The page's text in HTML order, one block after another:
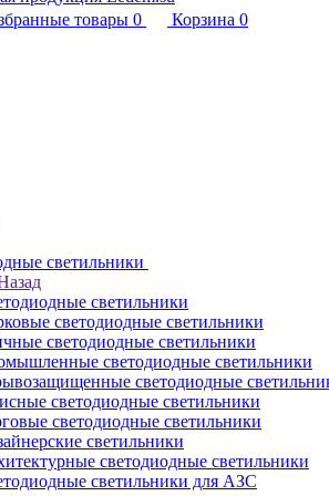
товары 0 Корзина 0
светильники
светильники
светодиодные светильники
светодиодные светильники
светодиодные светильники
светодиодные
светодиодные светильники
светодиодные светильники
светильники
светодиодные светильники
светильники для АЗС